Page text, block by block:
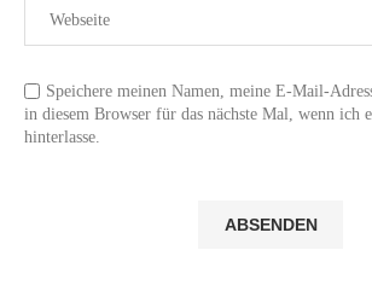
Speichere meinen Namen, meine E-Mail-
in diesem Browser für das nächste Mal, wenn ich
hinterlasse.